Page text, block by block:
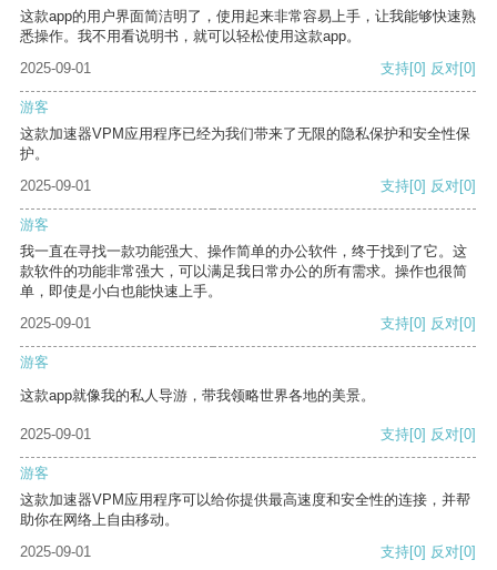
这款app的用户界面简洁明了，使用起来非常容易上手，让我能够快速熟
悉操作。我不用看说明书，就可以轻松使用这款app。
2025-09-01
支持[0] 反对[0]
游客
这款加速器VPM应用程序已经为我们带来了无限的隐私保护和安全性保
护。
2025-09-01
支持[0] 反对[0]
游客
我一直在寻找一款功能强大、操作简单的办公软件，终于找到了它。这
款软件的功能非常强大，可以满足我日常办公的所有需求。操作也很简
单，即使是小白也能快速上手。
2025-09-01
支持[0] 反对[0]
游客
这款app就像我的私人导游，带我领略世界各地的美景。
2025-09-01 支持[0] 反对[0]
游客
这款加速器VPM应用程序可以给你提供最高速度和安全性的连接，并帮
助你在网络上自由移动。
2025-09-01
支持[0] 反对[0]